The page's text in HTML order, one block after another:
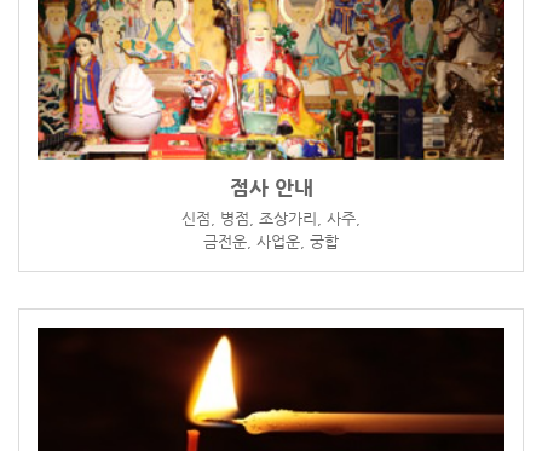
점사 안내
신점, 병점, 조상가리, 사주,
금전운, 사업운, 궁합